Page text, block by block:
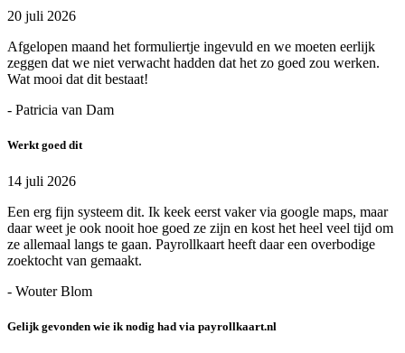
20 juli 2026
Afgelopen maand het formuliertje ingevuld en we moeten eerlijk
zeggen dat we niet verwacht hadden dat het zo goed zou werken.
Wat mooi dat dit bestaat!
- Patricia van Dam
Werkt goed dit
14 juli 2026
Een erg fijn systeem dit. Ik keek eerst vaker via google maps, maar
daar weet je ook nooit hoe goed ze zijn en kost het heel veel tijd om
ze allemaal langs te gaan. Payrollkaart heeft daar een overbodige
zoektocht van gemaakt.
- Wouter Blom
Gelijk gevonden wie ik nodig had via payrollkaart.nl